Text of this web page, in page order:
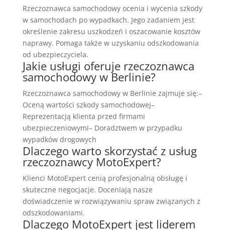
Rzeczoznawca samochodowy ocenia i wycenia szkody
w samochodach po wypadkach. Jego zadaniem jest
określenie zakresu uszkodzeń i oszacowanie kosztów
naprawy. Pomaga także w uzyskaniu odszkodowania
od ubezpieczyciela.
Jakie usługi oferuje rzeczoznawca
samochodowy w Berlinie?
Rzeczoznawca samochodowy w Berlinie zajmuje się:–
Oceną wartości szkody samochodowej–
Reprezentacją klienta przed firmami
ubezpieczeniowymi– Doradztwem w przypadku
wypadków drogowych
Dlaczego warto skorzystać z usług
rzeczoznawcy MotoExpert?
Klienci MotoExpert cenią profesjonalną obsługę i
skuteczne negocjacje. Doceniają nasze
doświadczenie w rozwiązywaniu spraw związanych z
odszkodowaniami.
Dlaczego MotoExpert jest liderem